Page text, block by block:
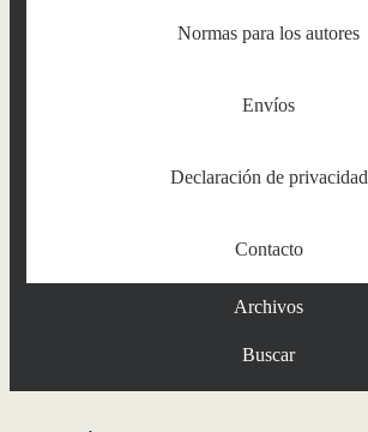
Normas para los autores
Envíos
Declaración de privacidad
Contacto
Archivos
Buscar